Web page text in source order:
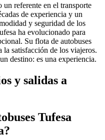
referente en el transporte
de experiencia y un
y seguridad de los
ha evolucionado para
Su flota de autobuses
la satisfacción de los viajeros.
destino: es una experiencia.
y salidas a
Tufesa